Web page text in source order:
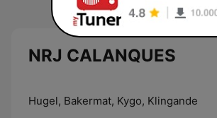
NRJ CALANQUES
Hugel, Bakermat, Kygo, Klingande